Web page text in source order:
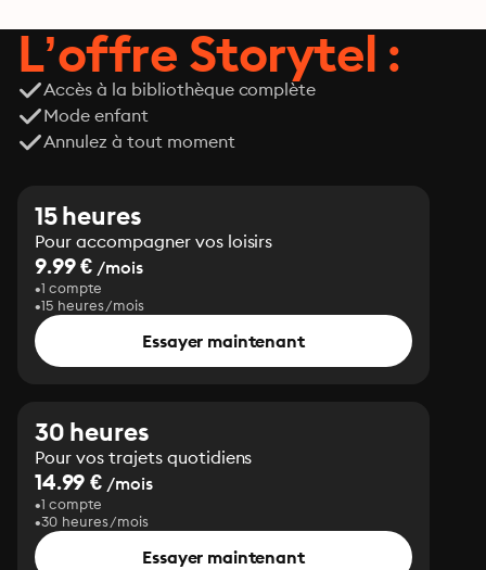
L’offre Storytel :
Accès à la bibliothèque complète
Mode enfant
Annulez à tout moment
15 heures
Pour accompagner vos loisirs
9.99 € /mois
1 compte
15 heures/mois
Essayer maintenant
30 heures
Pour vos trajets quotidiens
14.99 € /mois
1 compte
30 heures/mois
Essayer maintenant